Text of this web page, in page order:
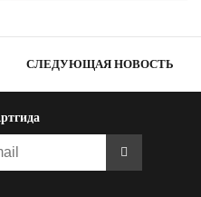
СЛЕДУЮЩАЯ НОВОСТЬ